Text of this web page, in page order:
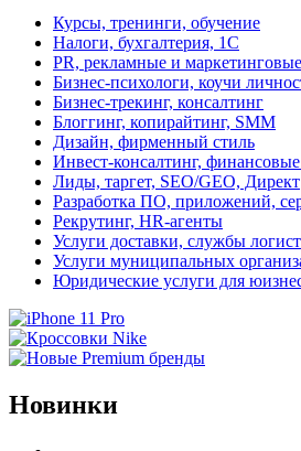
Курсы, тренинги, обучение
Налоги, бухгалтерия, 1С
PR, рекламные и маркетинговые
Бизнес-психологи, коучи
Бизнес-трекинг, консалтинг
Блоггинг, копирайтинг, SMM
Дизайн, фирменный стиль
Инвест-консалтинг,
Лиды, таргет, SEO/GEO, Директ
Разработка ПО, приложений,
Рекрутинг, HR-агенты
Услуги доставки, службы
Услуги муниципальных
Юридические услуги для
Новинки